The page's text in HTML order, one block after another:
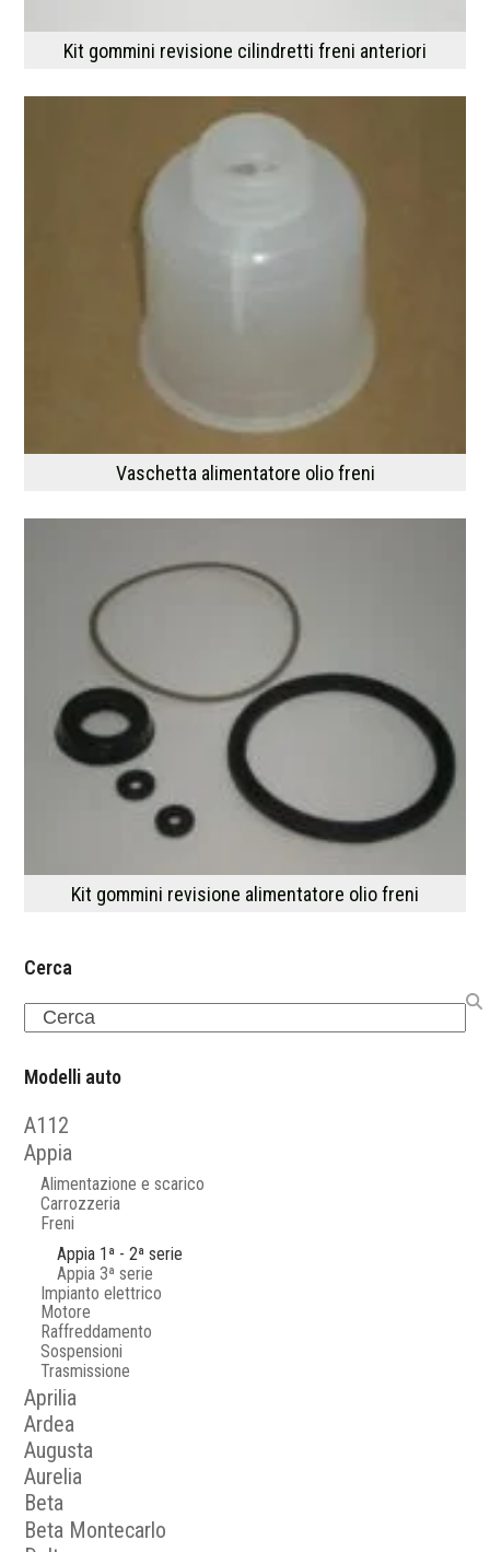
Kit gommini revisione cilindretti freni anteriori
Vaschetta alimentatore olio freni
Kit gommini revisione alimentatore olio freni
Cerca
Search
Modelli auto
A112
Appia
Alimentazione e scarico
Carrozzeria
Freni
Appia 1ª - 2ª serie
Appia 3ª serie
Impianto elettrico
Motore
Raffreddamento
Sospensioni
Trasmissione
Aprilia
Ardea
Augusta
Aurelia
Beta
Beta Montecarlo